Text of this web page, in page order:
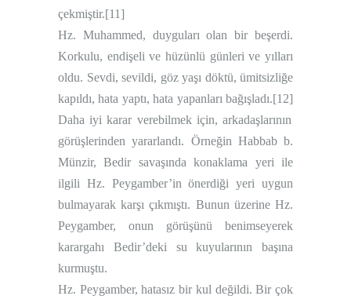
çekmiştir.[11]
Hz. Muhammed, duyguları olan bir beşerdi.
Korkulu, endişeli ve hüzünlü günleri ve yılları
oldu. Sevdi, sevildi, göz yaşı döktü, ümitsizliğe
kapıldı, hata yaptı, hata yapanları bağışladı.[12]
Daha iyi karar verebilmek için, arkadaşlarının
görüşlerinden yararlandı. Örneğin Habbab b.
Münzir, Bedir savaşında konaklama yeri ile
ilgili Hz. Peygamber’in önerdiği yeri uygun
bulmayarak karşı çıkmıştı. Bunun üzerine Hz.
Peygamber, onun görüşünü benimseyerek
karargahı Bedir’deki su kuyularının başına
kurmuştu.
Hz. Peygamber, hatasız bir kul değildi. Bir çok